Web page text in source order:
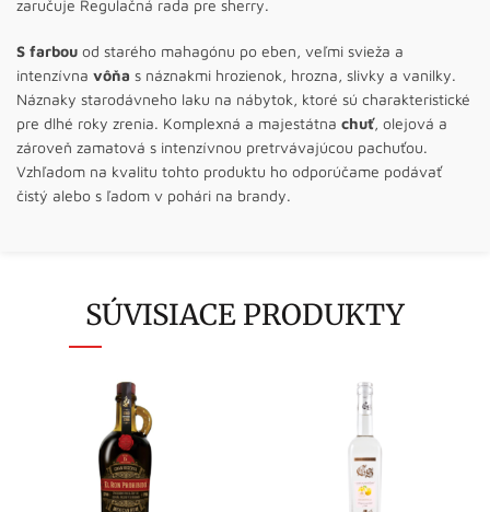
zaručuje Regulačná rada pre sherry.
S farbou od starého mahagónu po eben, veľmi svieža a
intenzívna vôňa s náznakmi hrozienok, hrozna, slivky a vanilky.
Náznaky starodávneho laku na nábytok, ktoré sú charakteristické
pre dlhé roky zrenia. Komplexná a majestátna chuť, olejová a
zároveň zamatová s intenzívnou pretrvávajúcou pachuťou.
Vzhľadom na kvalitu tohto produktu ho odporúčame podávať
čistý alebo s ľadom v pohári na brandy.
SÚVISIACE PRODUKTY